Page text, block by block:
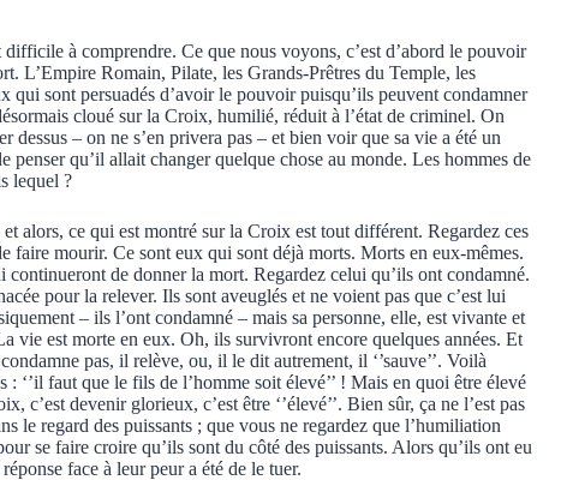
à comprendre. Ce que nous voyons, c’est d’abord le pouvoir
L’Empire Romain, Pilate, les Grands-Prêtres du Temple, les
sont persuadés d’avoir le pouvoir puisqu’ils peuvent condamner
cloué sur la Croix, humilié, réduit à l’état de criminel. On
dessus – on ne s’en privera pas – et bien voir que sa vie a été un
penser qu’il allait changer quelque chose au monde. Les hommes de
lequel ?
alors, ce qui est montré sur la Croix est tout différent. Regardez ces
faire mourir. Ce sont eux qui sont déjà morts. Morts en eux-mêmes.
de donner la mort. Regardez celui qu’ils ont condamné.
pour la relever. Ils sont aveuglés et ne voient pas que c’est lui
– ils l’ont condamné – mais sa personne, elle, est vivante et
vie est morte en eux. Oh, ils survivront encore quelques années. Et
pas, il relève, ou, il le dit autrement, il ‘’sauve’’. Voilà
: ‘’il faut que le fils de l’homme soit élevé’’ ! Mais en quoi être élevé
c’est devenir glorieux, c’est être ‘’élevé’’. Bien sûr, ça ne l’est pas
le regard des puissants ; que vous ne regardez que l’humiliation
se faire croire qu’ils sont du côté des puissants. Alors qu’ils ont eu
face à leur peur a été de le tuer.